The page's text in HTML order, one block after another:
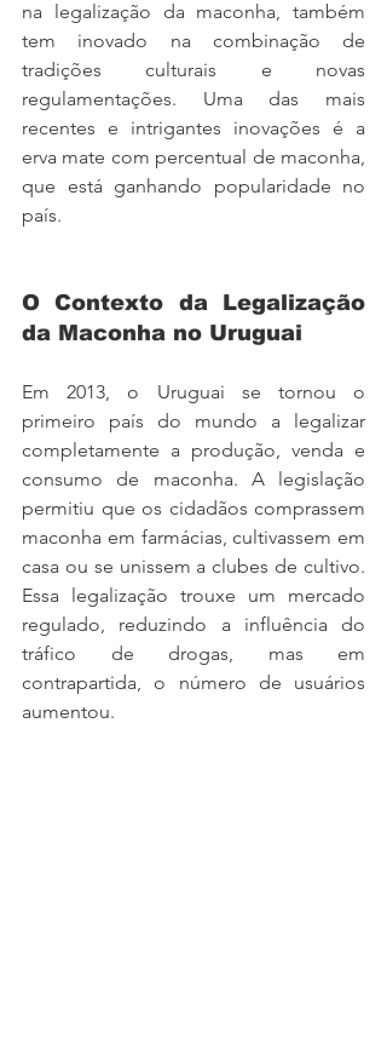
na legalização da maconha, também
tem inovado na combinação de
tradições culturais e novas
regulamentações. Uma das mais
recentes e intrigantes inovações é a
erva mate com percentual de maconha,
que está ganhando popularidade no
país.
O Contexto da Legalização
da Maconha no Uruguai
Em 2013, o Uruguai se tornou o
primeiro país do mundo a legalizar
completamente a produção, venda e
consumo de maconha. A legislação
permitiu que os cidadãos comprassem
maconha em farmácias, cultivassem em
casa ou se unissem a clubes de cultivo.
Essa legalização trouxe um mercado
regulado, reduzindo a influência do
tráfico de drogas, mas em
contrapartida, o número de usuários
aumentou.